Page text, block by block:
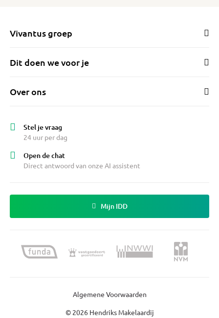
Vivantus groep
Dit doen we voor je
Over ons
Stel je vraag
24 uur per dag
Open de chat
Direct antwoord van onze AI assistent
Mijn IDD
© 2026 Hendriks Makelaardij
Algemene Voorwaarden